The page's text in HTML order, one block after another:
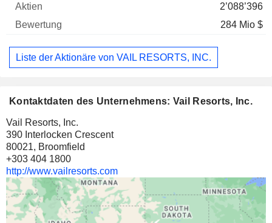
2’088’396
284 Mio $
Liste der Aktionäre von VAIL RESORTS, INC.
Kontaktdaten des Unternehmens: Vail Resorts, Inc.
Vail Resorts, Inc.
390 Interlocken Crescent
80021, Broomfield
+303 404 1800
http://www.vailresorts.com